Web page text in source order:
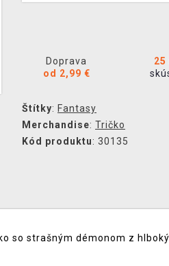
Doprava
od 2,99 €
Štítky: Fantasy
Merchandise: Tričko
Kód produktu: 30135
so strašným démonom z